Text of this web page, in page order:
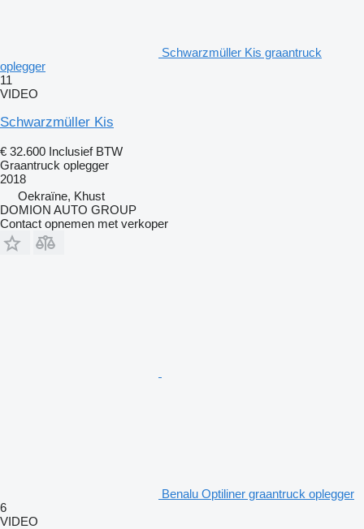
Schwarzmüller Kis graantruck
oplegger
11
VIDEO
Schwarzmüller Kis
€ 32.600 Inclusief BTW
Graantruck oplegger
2018
Oekraïne, Khust
DOMION AUTO GROUP
Contact opnemen met verkoper
Benalu Optiliner graantruck oplegger
6
VIDEO